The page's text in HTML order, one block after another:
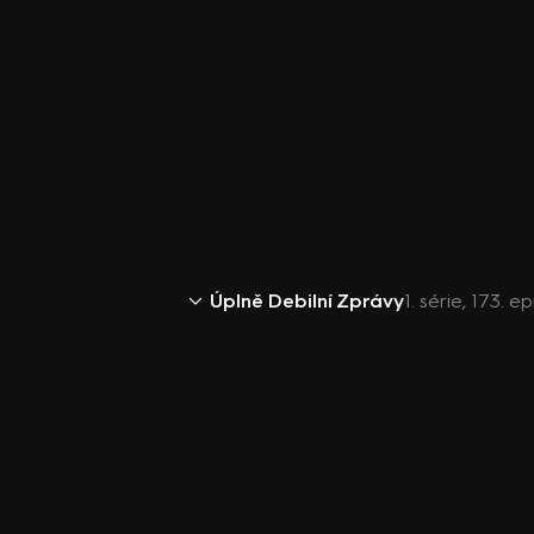
Úplně Debilní Zprávy1. série, 173.